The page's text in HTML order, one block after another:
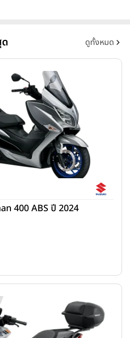
ดูทั้งหมด
400 ABS ปี 2024